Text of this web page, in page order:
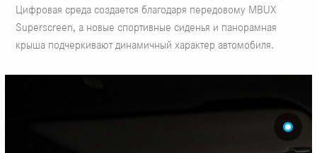
Цифровая среда создается благодаря передовому MBUX
Superscreen, а новые спортивные сиденья и панорамная
крыша подчеркивают динамичный характер автомобиля.